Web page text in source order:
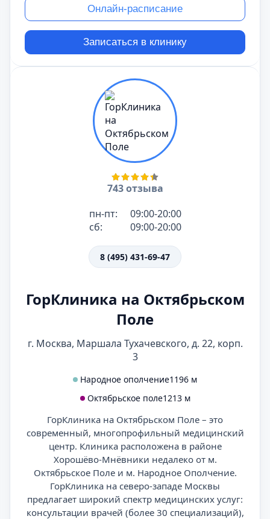
Онлайн-расписание
Записаться в клинику
743 отзыва
пн-пт:
09:00-20:00
сб:
09:00-20:00
8 (495) 431-69-47
ГорКлиника на Октябрьском
Поле
г. Москва, Маршала Тухачевского, д. 22, корп.
3
Народное ополчение1196 м
Октябрьское поле1213 м
ГорКлиника на Октябрьском Поле – это
современный, многопрофильный медицинский
центр. Клиника расположена в районе
Хорошёво-Мнёвники недалеко от м.
Октябрьское Поле и м. Народное Ополчение.
ГорКлиника на северо-западе Москвы
предлагает широкий спектр медицинских услуг:
консультации врачей (более 30 специализаций),